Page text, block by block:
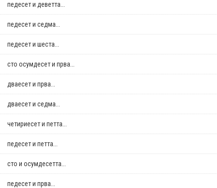
педесет и деветта...
педесет и седма...
педесет и шеста...
сто осумдесет и прва...
дваесет и прва...
дваесет и седма...
четириесет и петта...
педесет и петта...
сто и осумдесетта...
педесет и прва...